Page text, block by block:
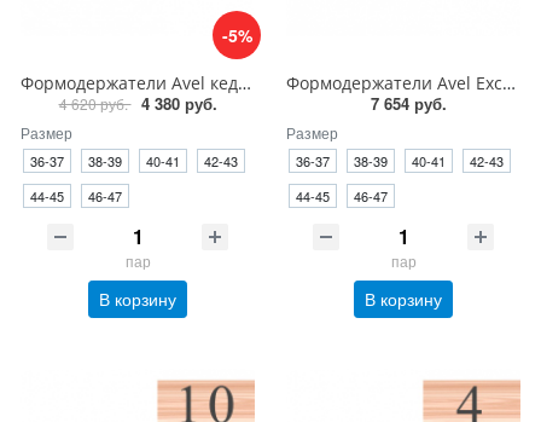
-5%
Формодержатели Avel кедр розовый для обуви
4 620 руб. 4 380 руб.
Размер
36-37 38-39 40-41
42-43
44-45
46-47
пар
В корзину
Формодержатели Avel Excellent кедр для обуви
7 654 руб.
Размер
36-37 38-39 40-41
42-43
44-45
46-47
пар
В корзину